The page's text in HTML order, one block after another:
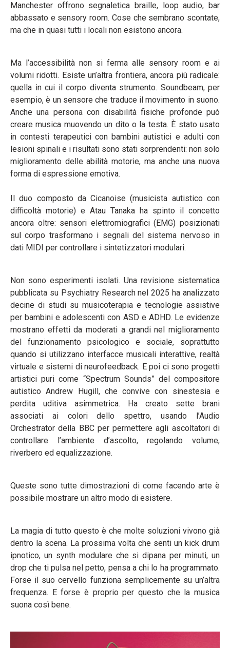
Manchester offrono segnaletica braille, loop audio, bar
abbassato e sensory room. Cose che sembrano scontate,
ma che in quasi tutti i locali non esistono ancora.
Ma l’accessibilità non si ferma alle sensory room e ai
volumi ridotti. Esiste un’altra frontiera, ancora più radicale:
quella in cui il corpo diventa strumento. Soundbeam, per
esempio, è un sensore che traduce il movimento in suono.
Anche una persona con disabilità fisiche profonde può
creare musica muovendo un dito o la testa. È stato usato
in contesti terapeutici con bambini autistici e adulti con
lesioni spinali e i risultati sono stati sorprendenti: non solo
miglioramento delle abilità motorie, ma anche una nuova
forma di espressione emotiva.
Il duo composto da Cicanoise (musicista autistico con
difficoltà motorie) e Atau Tanaka ha spinto il concetto
ancora oltre: sensori elettromiografici (EMG) posizionati
sul corpo trasformano i segnali del sistema nervoso in
dati MIDI per controllare i sintetizzatori modulari.
Non sono esperimenti isolati. Una revisione sistematica
pubblicata su Psychiatry Research nel 2025 ha analizzato
decine di studi su musicoterapia e tecnologie assistive
per bambini e adolescenti con ASD e ADHD. Le evidenze
mostrano effetti da moderati a grandi nel miglioramento
del funzionamento psicologico e sociale, soprattutto
quando si utilizzano interfacce musicali interattive, realtà
virtuale e sistemi di neurofeedback. E poi ci sono progetti
artistici puri come “Spectrum Sounds” del compositore
autistico Andrew Hugill, che convive con sinestesia e
perdita uditiva asimmetrica. Ha creato sette brani
associati ai colori dello spettro, usando l’Audio
Orchestrator della BBC per permettere agli ascoltatori di
controllare l’ambiente d’ascolto, regolando volume,
riverbero ed equalizzazione.
Queste sono tutte dimostrazioni di come facendo arte è
possibile mostrare un altro modo di esistere.
La magia di tutto questo è che molte soluzioni vivono già
dentro la scena. La prossima volta che senti un kick drum
ipnotico, un synth modulare che si dipana per minuti, un
drop che ti pulsa nel petto, pensa a chi lo ha programmato.
Forse il suo cervello funziona semplicemente su un’altra
frequenza. E forse è proprio per questo che la musica
suona così bene.